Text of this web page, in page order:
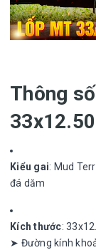
Thông
Kiểu gai: Mud
đá dăm
Kích thước:
➤ Đường kính